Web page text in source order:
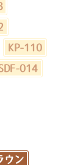
KP-110
014
ウン